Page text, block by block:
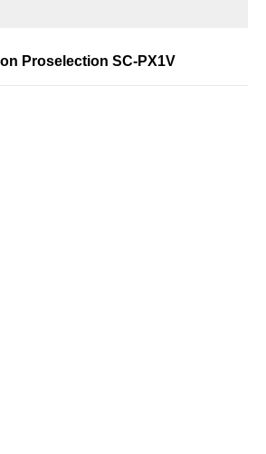
Proselection SC-PX1V